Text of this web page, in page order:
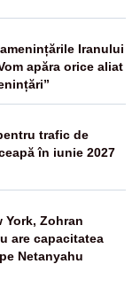
Iranului
apăra orice aliat
trafic de
în iunie 2027
York, Zohran
are capacitatea
Netanyahu